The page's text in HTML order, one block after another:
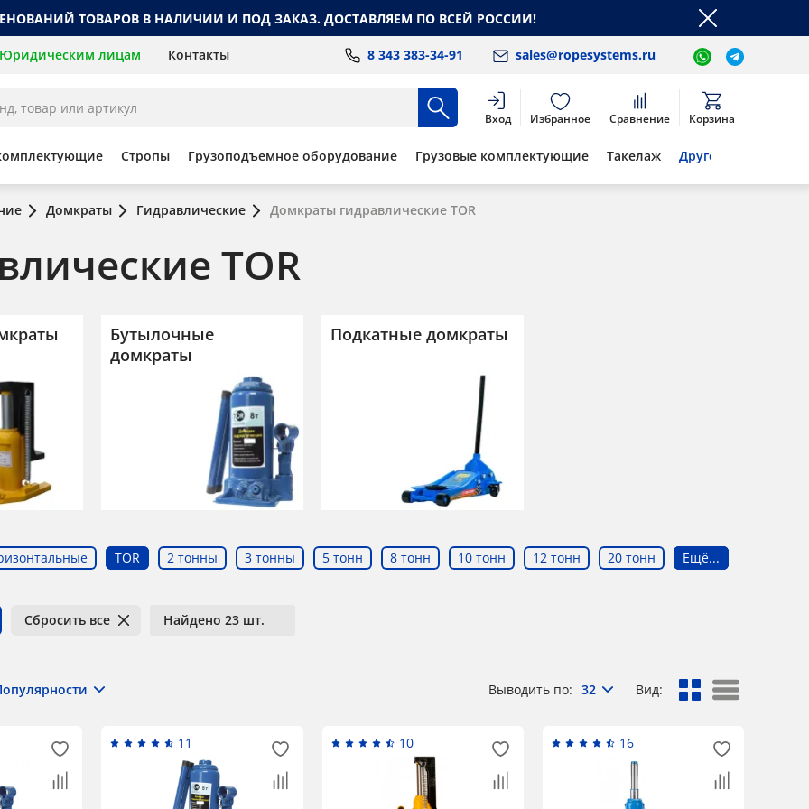
ТОВАРОВ В НАЛИЧИИ И ПОД ЗАКАЗ. ДОСТАВЛЯЕМ ПО ВСЕЙ РОССИИ!
Юридическим лицам Контакты 8 343 383-34-91 sales@ropesystems.ru
Вход Избранное Сравнение Корзина
Стропы Грузоподъемное оборудование Грузовые комплектующие Такелаж Другое
Домкраты Гидравлические Домкраты гидравлические TOR
TOR
Бутылочные
домкраты
Подкатные домкраты
TOR 2 тонны 3 тонны 5 тонн 8 тонн 10 тонн 12 тонн 20 тонн Ещё...
Сбросить все Найдено 23 шт.
Выводить по: 32 Вид:
11 10 16